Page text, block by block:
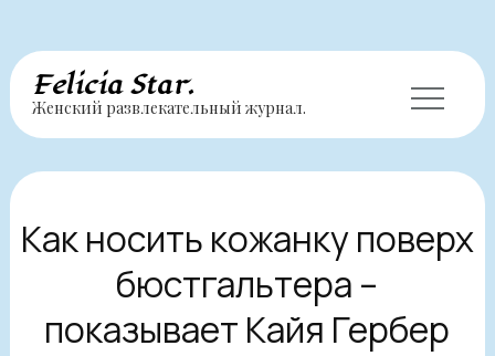
Перейти
содержимому
Felicia Star.
Женский развлекательный журнал.
Как носить кожанку поверх
бюстгальтера –
показывает Кайя Гербер